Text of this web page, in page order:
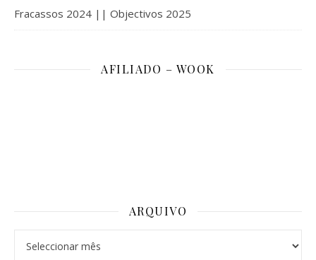
Fracassos 2024 || Objectivos 2025
AFILIADO – WOOK
ARQUIVO